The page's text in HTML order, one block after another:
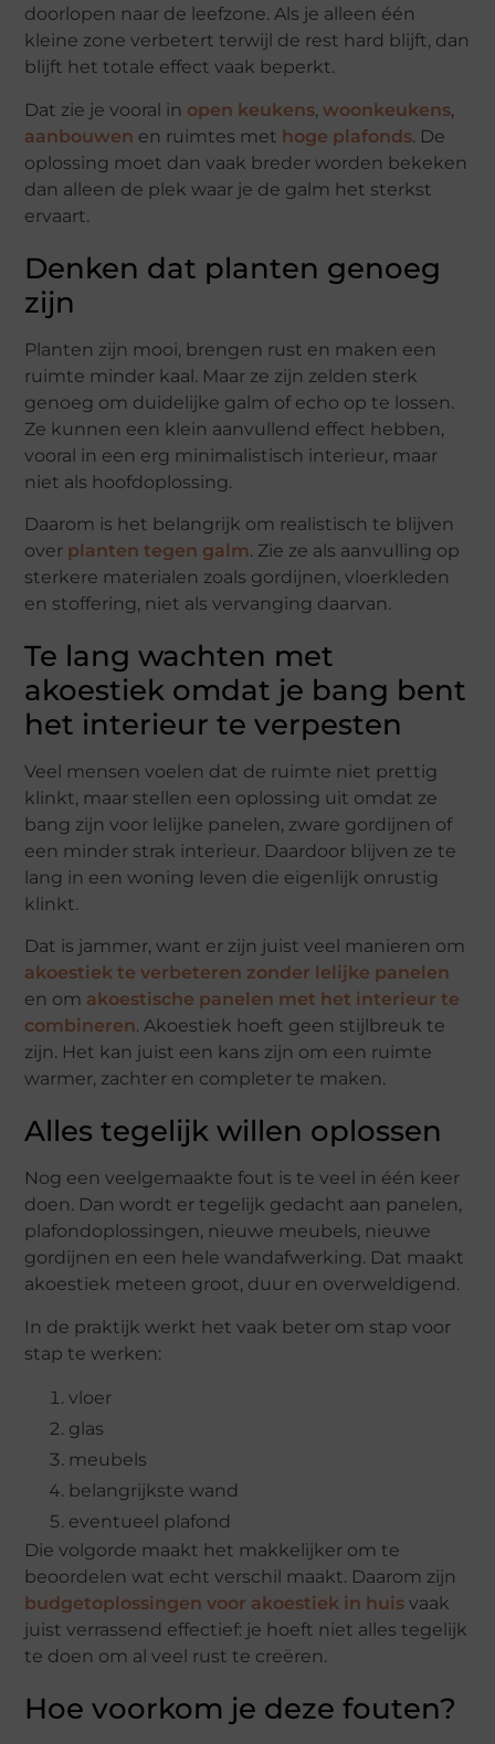
doorlopen naar de leefzone. Als je alleen één
kleine zone verbetert terwijl de rest hard blijft, dan
blijft het totale effect vaak beperkt.
Dat zie je vooral in open keukens,woonkeukens,
aanbouwen en ruimtes met hoge plafonds. De
oplossing moet dan vaak breder worden bekeken
dan alleen de plek waar je de galm het sterkst
ervaart.
Denken dat planten genoeg
zijn
Planten zijn mooi, brengen rust en maken een
ruimte minder kaal. Maar ze zijn zelden sterk
genoeg om duidelijke galm of echo op te lossen.
Ze kunnen een klein aanvullend effect hebben,
vooral in een erg minimalistisch interieur, maar
niet als hoofdoplossing.
Daarom is het belangrijk om realistisch te blijven
over planten tegen galm. Zie ze als aanvulling op
sterkere materialen zoals gordijnen, vloerkleden
en stoffering, niet als vervanging daarvan.
Te lang wachten met
akoestiek omdat je bang bent
het interieur te verpesten
Veel mensen voelen dat de ruimte niet prettig
klinkt, maar stellen een oplossing uit omdat ze
bang zijn voor lelijke panelen, zware gordijnen of
een minder strak interieur. Daardoor blijven ze te
lang in een woning leven die eigenlijk onrustig
klinkt.
Dat is jammer, want er zijn juist veel manieren om
akoestiek te verbeteren zonder lelijke panelen
en om akoestische panelen met het interieur te
combineren. Akoestiek hoeft geen stijlbreuk te
zijn. Het kan juist een kans zijn om een ruimte
warmer, zachter en completer te maken.
Alles tegelijk willen oplossen
Nog een veelgemaakte fout is te veel in één keer
doen. Dan wordt er tegelijk gedacht aan panelen,
plafondoplossingen, nieuwe meubels, nieuwe
gordijnen en een hele wandafwerking. Dat maakt
akoestiek meteen groot, duur en overweldigend.
In de praktijk werkt het vaak beter om stap voor
stap te werken:
vloer
glas
meubels
belangrijkste wand
eventueel plafond
Die volgorde maakt het makkelijker om te
beoordelen wat echt verschil maakt. Daarom zijn
budgetoplossingen voor akoestiek in huis vaak
juist verrassend effectief: je hoeft niet alles tegelijk
te doen om al veel rust te creëren.
Hoe voorkom je deze fouten?